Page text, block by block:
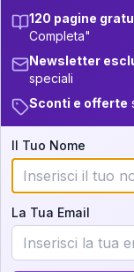
Cosa
💕 Come
120 pagine
Completa"
Newsletter
speciali
Sconti e offerte
Il Tuo Nome
La Tua Email